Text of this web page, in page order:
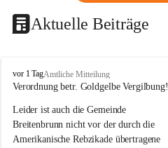
Aktuelle Beiträge
B
r
i
t
e
vor 1 TagAmtliche Mitteilung
Verordnung betr. Goldgelbe Vergilbung!
Leider ist auch die Gemeinde
Breitenbrunn nicht vor der durch die
Amerikanische Rebzikade übertragene